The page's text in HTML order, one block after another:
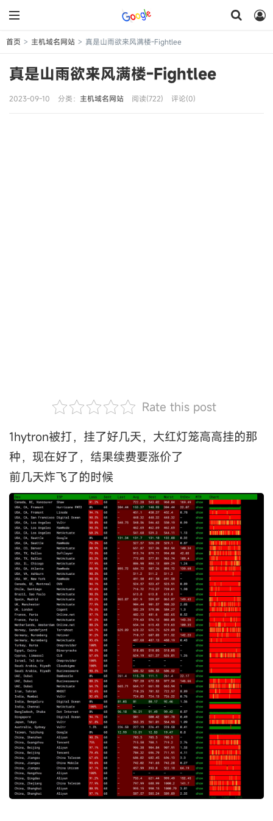
首页 > 主机域名网站 > 真是山雨欲来风满楼-Fightlee
真是山雨欲来风满楼-Fightlee
2023-09-10 分类： 主机域名网站 阅读(722) 评论(0)
Rate this post
1hytron被打，挂了好几天，大红灯笼高高挂的那
种，现在好了，结果续费要涨价了
前几天炸飞了的时候